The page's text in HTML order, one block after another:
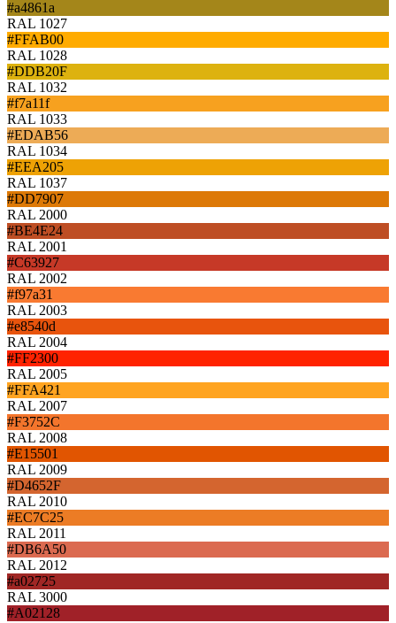
#a4861a
RAL 1027
#FFAB00
RAL 1028
#DDB20F
RAL 1032
#f7a11f
RAL 1033
#EDAB56
RAL 1034
#EEA205
RAL 1037
#DD7907
RAL 2000
#BE4E24
RAL 2001
#C63927
RAL 2002
#f97a31
RAL 2003
#e8540d
RAL 2004
#FF2300
RAL 2005
#FFA421
RAL 2007
#F3752C
RAL 2008
#E15501
RAL 2009
#D4652F
RAL 2010
#EC7C25
RAL 2011
#DB6A50
RAL 2012
#a02725
RAL 3000
#A02128